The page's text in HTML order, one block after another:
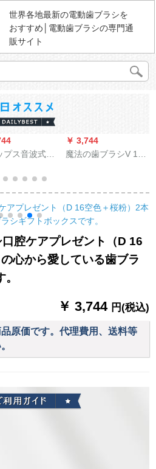
世界各地最新の電動歯ブラシを
おすすめ│電動歯ブラシの専門通
販サイト
プス音波式振
9352等HX
ブラックダイ
ドダイヤモン
本セット
￥ 3,744
魔法の歯ブラシV 18
器/水の歯のライン/歯
の掃除機の友達の携
帯デザインのピンク
です。
腔ケアプレゼント（D 16
心から愛している歯ブラ
￥ 3,744 円(税込)
原価です。代理費用、送料等